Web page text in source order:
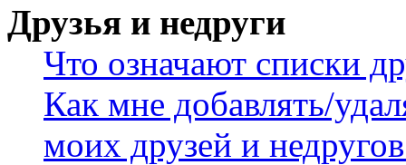
Друзья и недруги
Что означают списки
Как мне добавлять/
моих друзей и